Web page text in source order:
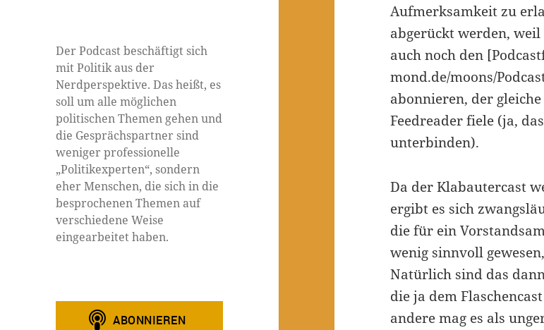
Der Podcast beschäftigt sich
mit Politik aus der
Nerdperspektive. Das heißt, es
soll um alle möglichen
politischen Themen gehen und
die Gesprächspartner sind
weniger professionelle
„Politikexperten“, sondern
eher Menschen, die sich in die
besprochenen Themen auf
verschiedene Weise
eingearbeitet haben.
Aufmerksamkeit zu
abgerückt werden,
auch noch den
mond.de/moons/
abonnieren, der
Feedreader fiele (ja,
unterbinden).
Da der Klabautercast
ergibt es sich
die für ein
wenig sinnvoll
Natürlich sind das
die ja dem
andere mag es als